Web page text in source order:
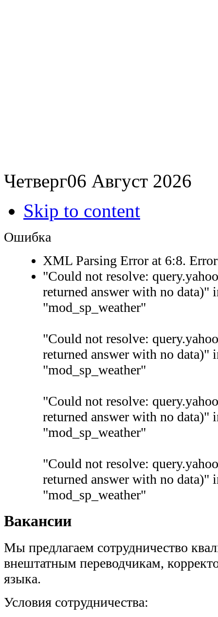
Четверг06 Август 2026
Skip to content
Ошибка
XML Parsing Error at 6:8.
"Could not resolve:
returned answer with no data)"
"mod_sp_weather"
"Could not resolve:
returned answer with no data)"
"mod_sp_weather"
"Could not resolve:
returned answer with no data)"
"mod_sp_weather"
"Could not resolve:
returned answer with no data)"
"mod_sp_weather"
Вакансии
Мы предлагаем сотрудничество
внештатным переводчикам,
языка.
Условия сотрудничества: